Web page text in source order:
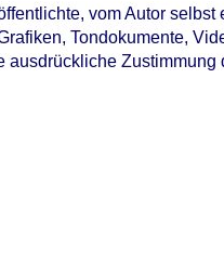
vom Autor
Tondokumente,
ausdrückliche Zustimmung